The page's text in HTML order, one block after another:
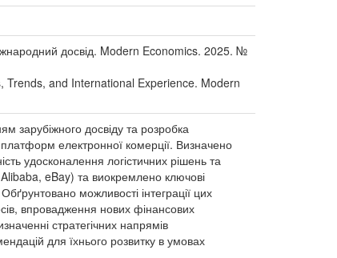
досвід. Modern Economics. 2025. №
and International Experience. Modern
зарубіжного досвіду та розробка
електронної комерції. Визначено
удосконалення логістичних рішень та
eBay) та виокремлено ключові
можливості інтеграції цих
впровадження нових фінансових
стратегічних напрямів
для їхнього розвитку в умовах